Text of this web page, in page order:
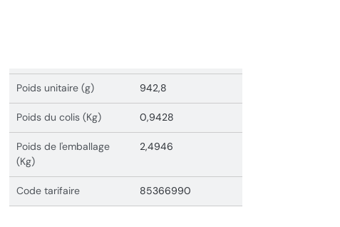
Poids unitaire (g) 942,8
Poids du colis (Kg) 0,9428
Poids de l'emballage
(Kg)
2,4946
Code tarifaire 85366990